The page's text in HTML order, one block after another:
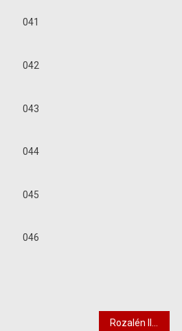
041
042
043
044
045
046